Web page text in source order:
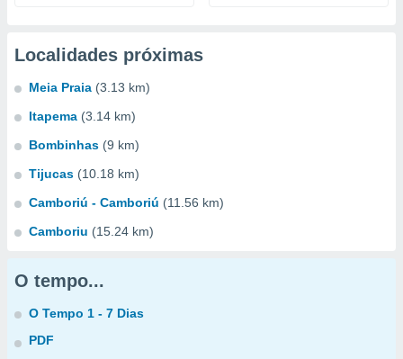
Localidades próximas
Meia Praia (3.13 km)
Itapema (3.14 km)
Bombinhas (9 km)
Tijucas (10.18 km)
Camboriú - Camboriú (11.56 km)
Camboriu (15.24 km)
O tempo...
O Tempo 1 - 7 Dias
PDF